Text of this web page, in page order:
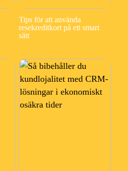
Tips för att använda
resekreditkort på ett smart
sätt